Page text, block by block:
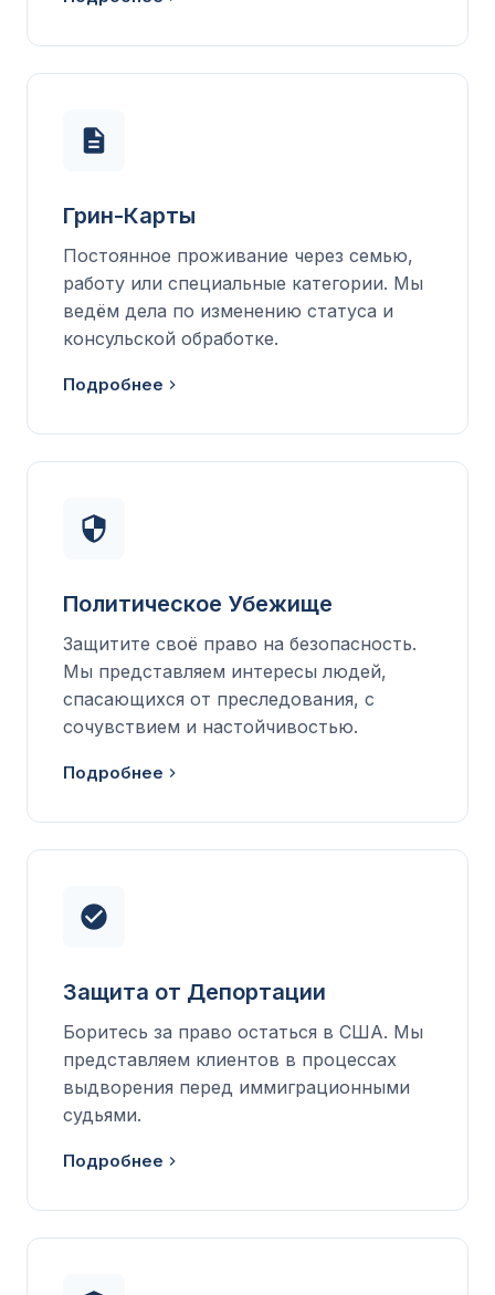
Грин-Карты
Постоянное проживание через семью,
работу или специальные категории. Мы
ведём дела по изменению статуса и
консульской обработке.
Подробнее
Политическое Убежище
Защитите своё право на безопасность.
Мы представляем интересы людей,
спасающихся от преследования, с
сочувствием и настойчивостью.
Подробнее
Защита от Депортации
Боритесь за право остаться в США. Мы
представляем клиентов в процессах
выдворения перед иммиграционными
судьями.
Подробнее